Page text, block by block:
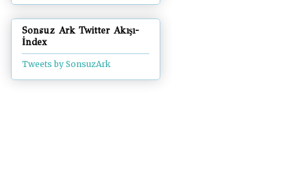
Sonsuz Ark Twitter Akışı-
İndex
Tweets by SonsuzArk